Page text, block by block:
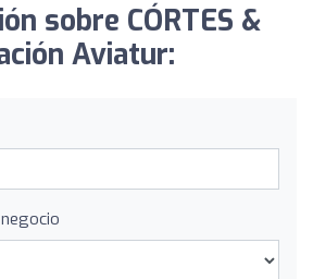
sobre CÓRTES &
Aviatur: